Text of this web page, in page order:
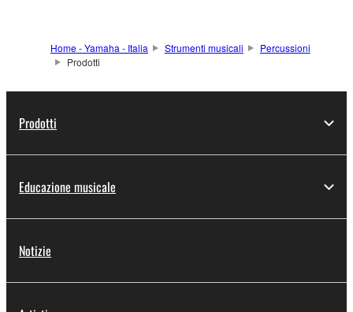
Home - Yamaha - Italia Strumenti musicali
Percussioni
Prodotti
Prodotti
Educazione musicale
Notizie